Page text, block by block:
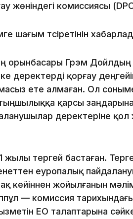
жөніндегі комиссиясы
шағым түсіретінін
орынбасары Грэм
деректерді қорғау
ете алмаған. Ол
қарсы заңдарына
деректеріне қол
жылы тергей бастаған.
еуропалық
кейіннен жойылғанын
— комиссия
ЕО талаптарына